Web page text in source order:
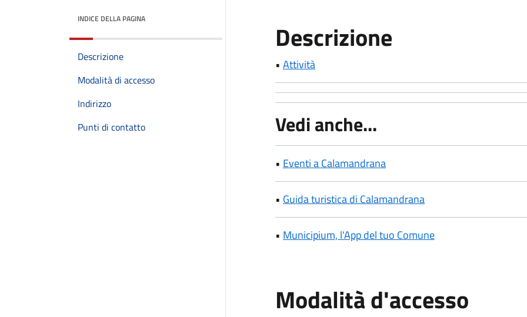
INDICE DELLA PAGINA
Descrizione
Modalità di accesso
Indirizzo
Punti di contatto
Descrizione
• Attività
Vedi anche...
• Eventi a Calamandrana
• Guida turistica di Calamandrana
• Municipium, l'App del tuo Comune
Modalità d'accesso